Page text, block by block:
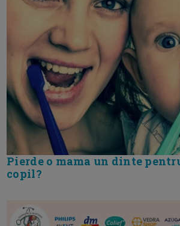
Pierde o mama un dinte
copil?